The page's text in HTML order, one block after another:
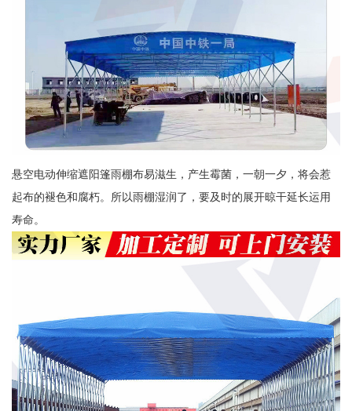
悬空电动伸缩遮阳篷雨棚布易滋生，产生霉菌，一朝一夕，将会惹
起布的褪色和腐朽。所以雨棚湿润了，要及时的展开晾干延长运用
寿命。